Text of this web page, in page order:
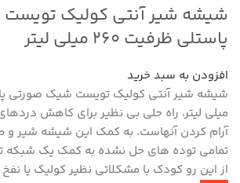
شیشه شیر آنتی کولیک
پاستلی ظرفیت ۲۶۰ میلی لیتر
افزودن به سبد خرید
میلی لیتر، راه حلی بی نظیر برای کاهش
آرام کردن آنهاست. به کمک این شیشه شیر
تمامی توده های حل نشده به کمک یک شبکه
از این رو کودک با مشکلاتی نظیر کولیک یا